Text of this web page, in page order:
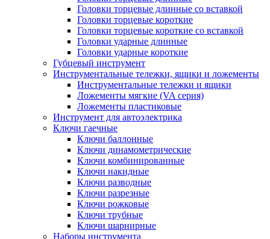
Головки торцевые длинные со вставкой
Головки торцевые короткие
Головки торцевые короткие со вставкой
Головки ударные длинные
Головки ударные короткие
Губцевый инструмент
Инструментальные тележки, ящики и ложементы
Инструментальные тележки и ящики
Ложементы мягкие (VA серия)
Ложементы пластиковые
Инструмент для автоэлектрика
Ключи гаечные
Ключи баллонные
Ключи динамометрические
Ключи комбинированные
Ключи накидные
Ключи разводные
Ключи разрезные
Ключи рожковые
Ключи трубные
Ключи шарнирные
Наборы инструмента